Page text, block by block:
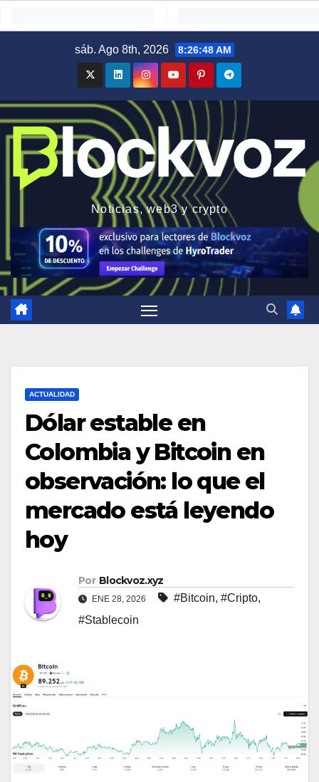
sáb. Ago 8th, 2026 8:26:49 AM
Noticias, web3 y crypto
ACTUALIDAD
Dólar estable en
Colombia y Bitcoin en
observación: lo que el
mercado está leyendo
hoy
Por Blockvoz.xyz
ENE 28, 2026 #Bitcoin, #Cripto,
#Stablecoin